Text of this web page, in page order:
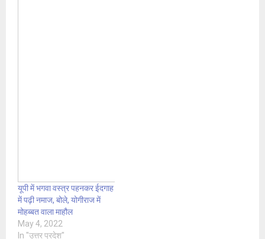
यूपी में भगवा वस्त्र पहनकर ईदगाह
में पढ़ी नमाज, बोले, योगीराज में
मोहब्बत वाला माहौल
May 4, 2022
In "उत्तर प्रदेश"